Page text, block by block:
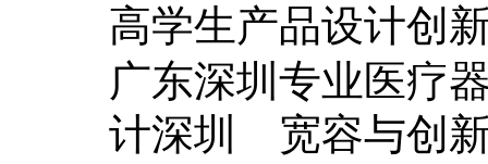
高学生产品设计创
广东深圳专业医疗
计深圳 宽容与创